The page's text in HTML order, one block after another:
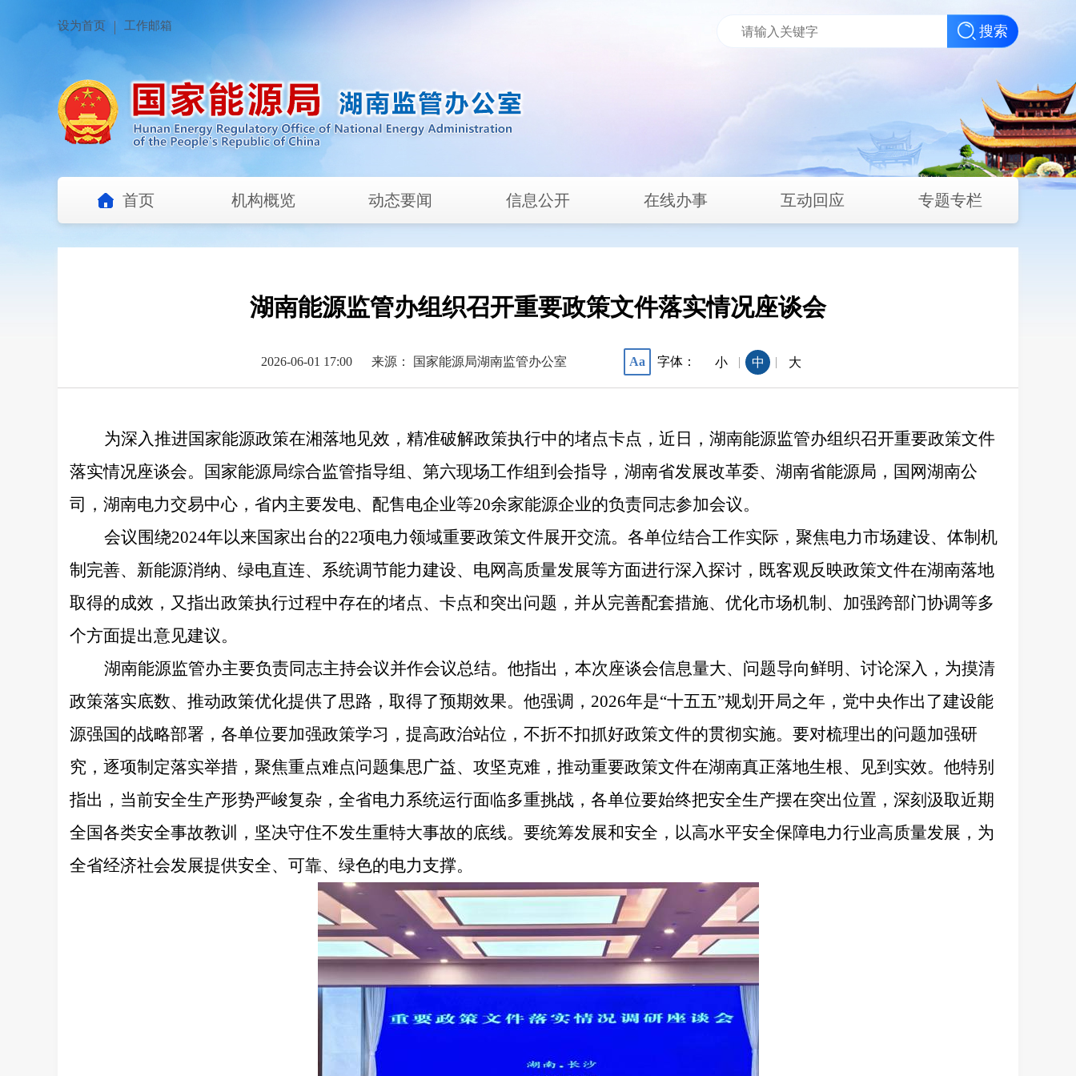
设为首页 工作邮箱 搜索
首页 机构概览 动态要闻 信息公开 在线办事 互动回应 专题专栏
湖南能源监管办组织召开重要政策文件落实情况座谈会
2026-06-01 17:00 来源： 国家能源局湖南监管办公室 Aa 字体： 小 | 中 | 大
为深入推进国家能源政策在湘落地见效，精准破解政策执行中的堵点卡点，近日，湖南能源监管办组织召开重要政策文件
落实情况座谈会。国家能源局综合监管指导组、第六现场工作组到会指导，湖南省发展改革委、湖南省能源局，国网湖南公
司，湖南电力交易中心，省内主要发电、配售电企业等20余家能源企业的负责同志参加会议。
会议围绕2024年以来国家出台的22项电力领域重要政策文件展开交流。各单位结合工作实际，聚焦电力市场建设、体制机
制完善、新能源消纳、绿电直连、系统调节能力建设、电网高质量发展等方面进行深入探讨，既客观反映政策文件在湖南落地
取得的成效，又指出政策执行过程中存在的堵点、卡点和突出问题，并从完善配套措施、优化市场机制、加强跨部门协调等多
个方面提出意见建议。
湖南能源监管办主要负责同志主持会议并作会议总结。他指出，本次座谈会信息量大、问题导向鲜明、讨论深入，为摸清
政策落实底数、推动政策优化提供了思路，取得了预期效果。他强调， 2026年是“十五五”规划开局之年，党中央作出了建设能
源强国的战略部署，各单位要加强政策学习，提高政治站位，不折不扣抓好政策文件的贯彻实施。要对梳理出的问题加强研
究，逐项制定落实举措，聚焦重点难点问题集思广益、攻坚克难，推动重要政策文件在湖南真正落地生根、见到实效。他特别
指出，当前安全生产形势严峻复杂，全省电力系统运行面临多重挑战，各单位要始终把安全生产摆在突出位置，深刻汲取近期
全国各类安全事故教训，坚决守住不发生重特大事故的底线。要统筹发展和安全，以高水平安全保障电力行业高质量发展，为
全省经济社会发展提供安全、可靠、绿色的电力支撑。